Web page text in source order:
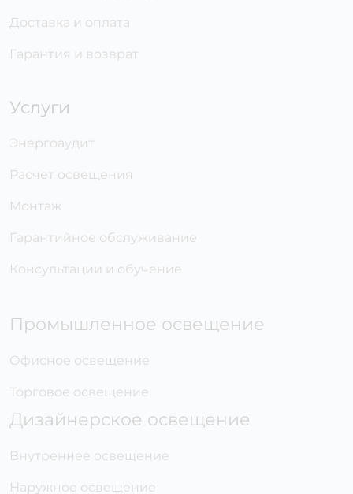
Доставка и оплата
Гарантия и возврат
Услуги
Энергоаудит
Расчет освещения
Монтаж
Гарантийное обслуживание
Консультации и обучение
Промышленное освещение
Офисное освещение
Торговое освещение
Дизайнерское освещение
Внутреннее освещение
Наружное освещение